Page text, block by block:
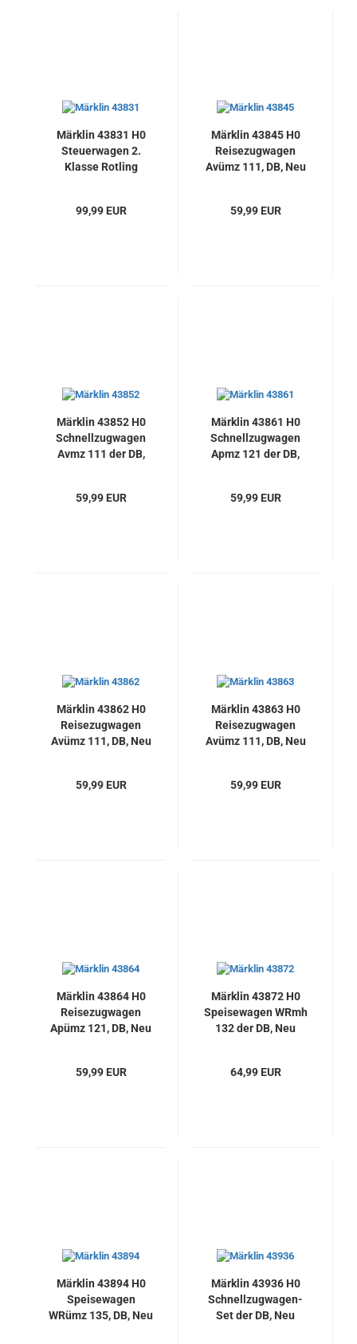
Märklin 43831 H0
Steuerwagen 2.
Klasse Rotling
99,99 EUR
Märklin 43845 H0
Reisezugwagen
Avümz 111, DB, Neu
59,99 EUR
Märklin 43852 H0
Schnellzugwagen
Avmz 111 der DB,
59,99 EUR
Märklin 43861 H0
Schnellzugwagen
Apmz 121 der DB,
59,99 EUR
Märklin 43862 H0
Reisezugwagen
Avümz 111, DB, Neu
59,99 EUR
Märklin 43863 H0
Reisezugwagen
Avümz 111, DB, Neu
59,99 EUR
Märklin 43864 H0
Reisezugwagen
Apümz 121, DB, Neu
59,99 EUR
Märklin 43872 H0
Speisewagen WRmh
132 der DB, Neu
64,99 EUR
Märklin 43894 H0
Speisewagen
WRümz 135, DB, Neu
Märklin 43936 H0
Schnellzugwagen-
Set der DB, Neu